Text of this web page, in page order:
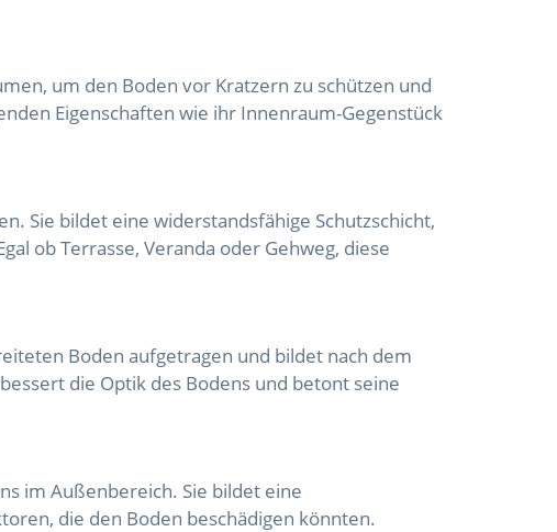
um den Boden vor Kratzern zu schützen und
Eigenschaften wie ihr Innenraum-Gegenstück
Sie bildet eine widerstandsfähige Schutzschicht,
ob Terrasse, Veranda oder Gehweg, diese
Boden aufgetragen und bildet nach dem
die Optik des Bodens und betont seine
im Außenbereich. Sie bildet eine
die den Boden beschädigen könnten.